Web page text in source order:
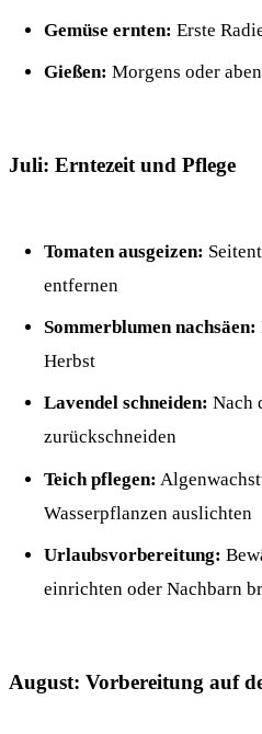
Gemüse ernten: Erste
Gießen: Morgens oder
Juli: Erntezeit und Pflege
Tomaten ausgeizen:
entfernen
Sommerblumen nachsäen:
Herbst
Lavendel schneiden: Nach
zurückschneiden
Teich pflegen:
Wasserpflanzen auslichten
Urlaubsvorbereitung:
einrichten oder Nachbarn
August: Vorbereitung auf